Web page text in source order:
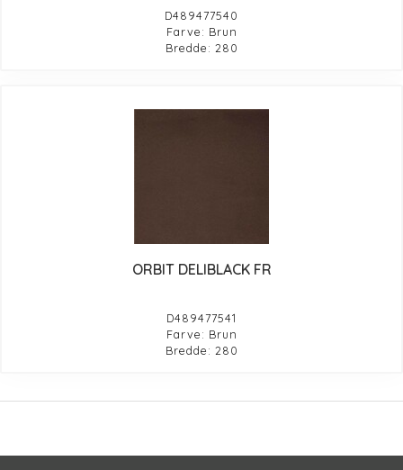
D489477540
Farve: Brun
Bredde: 280
ORBIT DELIBLACK FR
D489477541
Farve: Brun
Bredde: 280